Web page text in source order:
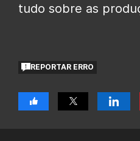
tudo sobre as
REPORTAR ERRO